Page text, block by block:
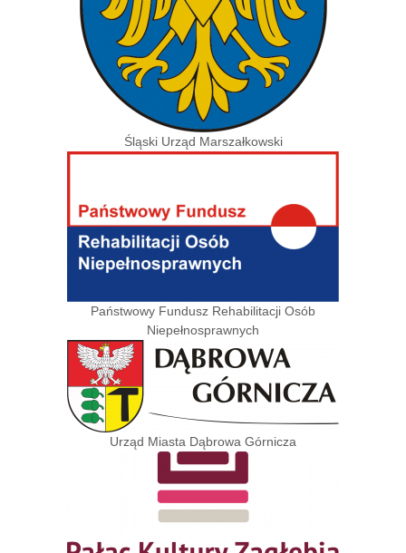
Śląski Urząd Marszałkowski
Państwowy Fundusz Rehabilitacji Osób
Niepełnosprawnych
Urząd Miasta Dąbrowa Górnicza